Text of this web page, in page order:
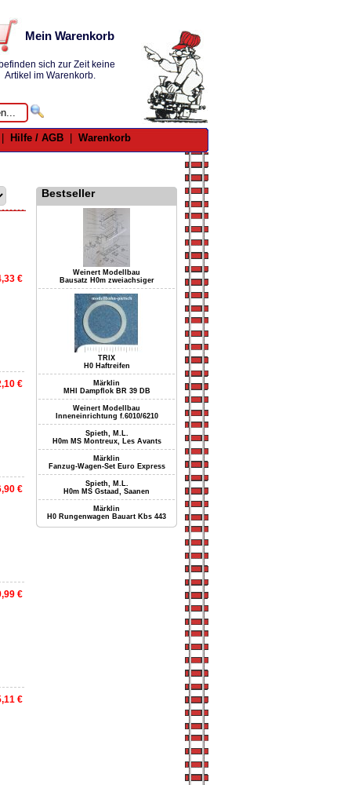
Mein Warenkorb
sich zur Zeit keine
Artikel im Warenkorb.
Hilfe / AGB Warenkorb
€
€
€
€
€
Bestseller
Weinert Modellbau
Bausatz H0m zweiachsiger
TRIX
H0 Haftreifen
Märklin
MHI Dampflok BR 39 DB
Weinert Modellbau
Inneneinrichtung f.6010/6210
Spieth, M.L.
H0m MS Montreux, Les Avants
Märklin
Fanzug-Wagen-Set Euro Express
Spieth, M.L.
H0m MS Gstaad, Saanen
Märklin
H0 Rungenwagen Bauart Kbs 443